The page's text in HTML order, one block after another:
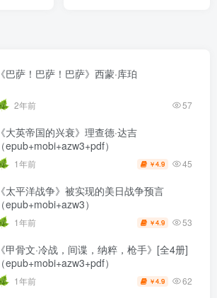
《巴萨！巴萨！巴萨》西蒙·库珀
2年前 57
《大英帝国的兴衰》理查德·达吉
（epub+mobi+azw3+pdf）
1年前 ￥4.9 45
《太平洋战争》被实现的美日战争预言
（epub+mobi+azw3）
1年前 ￥4.9 53
《甲骨文·冷战，间谍，纳粹，枪手》[全4册]
（epub+mobi+azw3+pdf）
1年前 ￥4.9 62